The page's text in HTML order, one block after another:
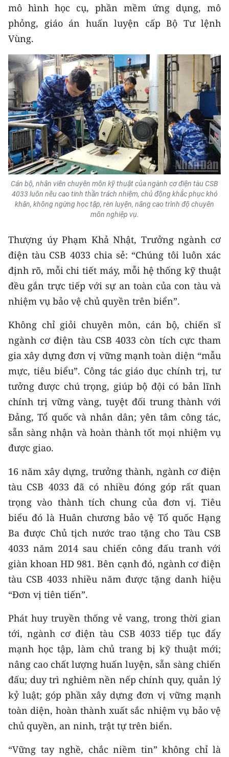
mô hình học cụ, phần mềm ứng dụng, mô
phỏng, giáo án huấn luyện cấp Bộ Tư lệnh
Vùng.
Cán bộ, nhân viên chuyên môn kỹ thuật của ngành cơ điện tàu CSB
4033 luôn nêu cao tinh thần trách nhiệm, chủ động khắc phục khó
khăn, không ngừng học tập, rèn luyện, nâng cao trình độ chuyên
môn nghiệp vụ.
Thượng úy Phạm Khả Nhật, Trưởng ngành cơ
điện tàu CSB 4033 chia sẻ: “Chúng tôi luôn xác
định rõ, mỗi chi tiết máy, mỗi hệ thống kỹ thuật
đều gắn trực tiếp với sự an toàn của con tàu và
nhiệm vụ bảo vệ chủ quyền trên biển”.
Không chỉ giỏi chuyên môn, cán bộ, chiến sĩ
ngành cơ điện tàu CSB 4033 còn tích cực tham
gia xây dựng đơn vị vững mạnh toàn diện “mẫu
mực, tiêu biểu”. Công tác giáo dục chính trị, tư
tưởng được chú trọng, giúp bộ đội có bản lĩnh
chính trị vững vàng, tuyệt đối trung thành với
Đảng, Tổ quốc và nhân dân; yên tâm công tác,
sẵn sàng nhận và hoàn thành tốt mọi nhiệm vụ
được giao.
16 năm xây dựng, trưởng thành, ngành cơ điện
tàu CSB 4033 đã có nhiều đóng góp rất quan
trọng vào thành tích chung của đơn vị. Tiêu
biểu đó là Huân chương bảo vệ Tổ quốc Hạng
Ba được Chủ tịch nước trao tặng cho Tàu CSB
4033 năm 2014 sau chiến công đấu tranh với
giàn khoan HD 981. Bên cạnh đó, ngành cơ điện
tàu CSB 4033 nhiều năm được tặng danh hiệu
“Đơn vị tiên tiến”.
Phát huy truyền thống vẻ vang, trong thời gian
tới, ngành cơ điện tàu CSB 4033 tiếp tục đẩy
mạnh học tập, làm chủ trang bị kỹ thuật mới;
nâng cao chất lượng huấn luyện, sẵn sàng chiến
đấu; duy trì nghiêm nền nếp chính quy, quản lý
kỷ luật; góp phần xây dựng đơn vị vững mạnh
toàn diện, hoàn thành xuất sắc nhiệm vụ bảo vệ
chủ quyền, an ninh, trật tự trên biển.
“Vững tay nghề, chắc niềm tin” không chỉ là